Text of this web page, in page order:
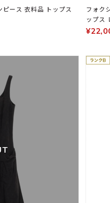
ース 衣料品 トップス
フォク
ップス